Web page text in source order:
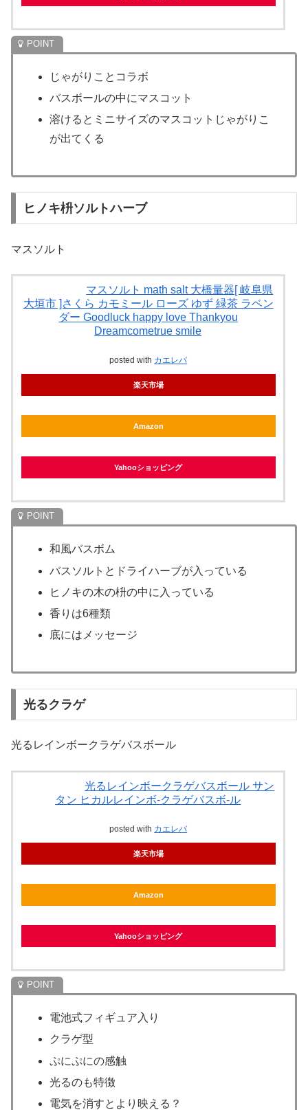
じゃがりことコラボ
バスボールの中にマスコット
溶けるとミニサイズのマスコットじゃがりこ
が出てくる
ヒノキ枡ソルトハーブ
マスソルト
マスソルト math salt 大橋量器[ 岐阜県
大垣市 ]さくら カモミール ローズ ゆず 緑茶 ラベン
ダー Goodluck happy love Thankyou
Dreamcometrue smile
posted with カエレバ
楽天市場
Amazon
Yahooショッピング
和風バスボム
バスソルトとドライハーブが入っている
ヒノキの木の枡の中に入っている
香りは6種類
底にはメッセージ
光るクラゲ
光るレインボークラゲバスボール
光るレインボークラゲバスボール サン
タン ヒカルレインボ-クラゲバスボ-ル
posted with カエレバ
楽天市場
Amazon
Yahooショッピング
電池式フィギュア入り
クラゲ型
ぷにぷにの感触
光るのも特徴
電気を消すとより映える？